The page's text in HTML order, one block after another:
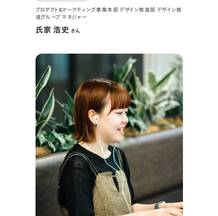
プロダクト&マーケティング事業本部 デザイン推進部 デザイン推
進グループ マネジャー
氏家 浩史さん